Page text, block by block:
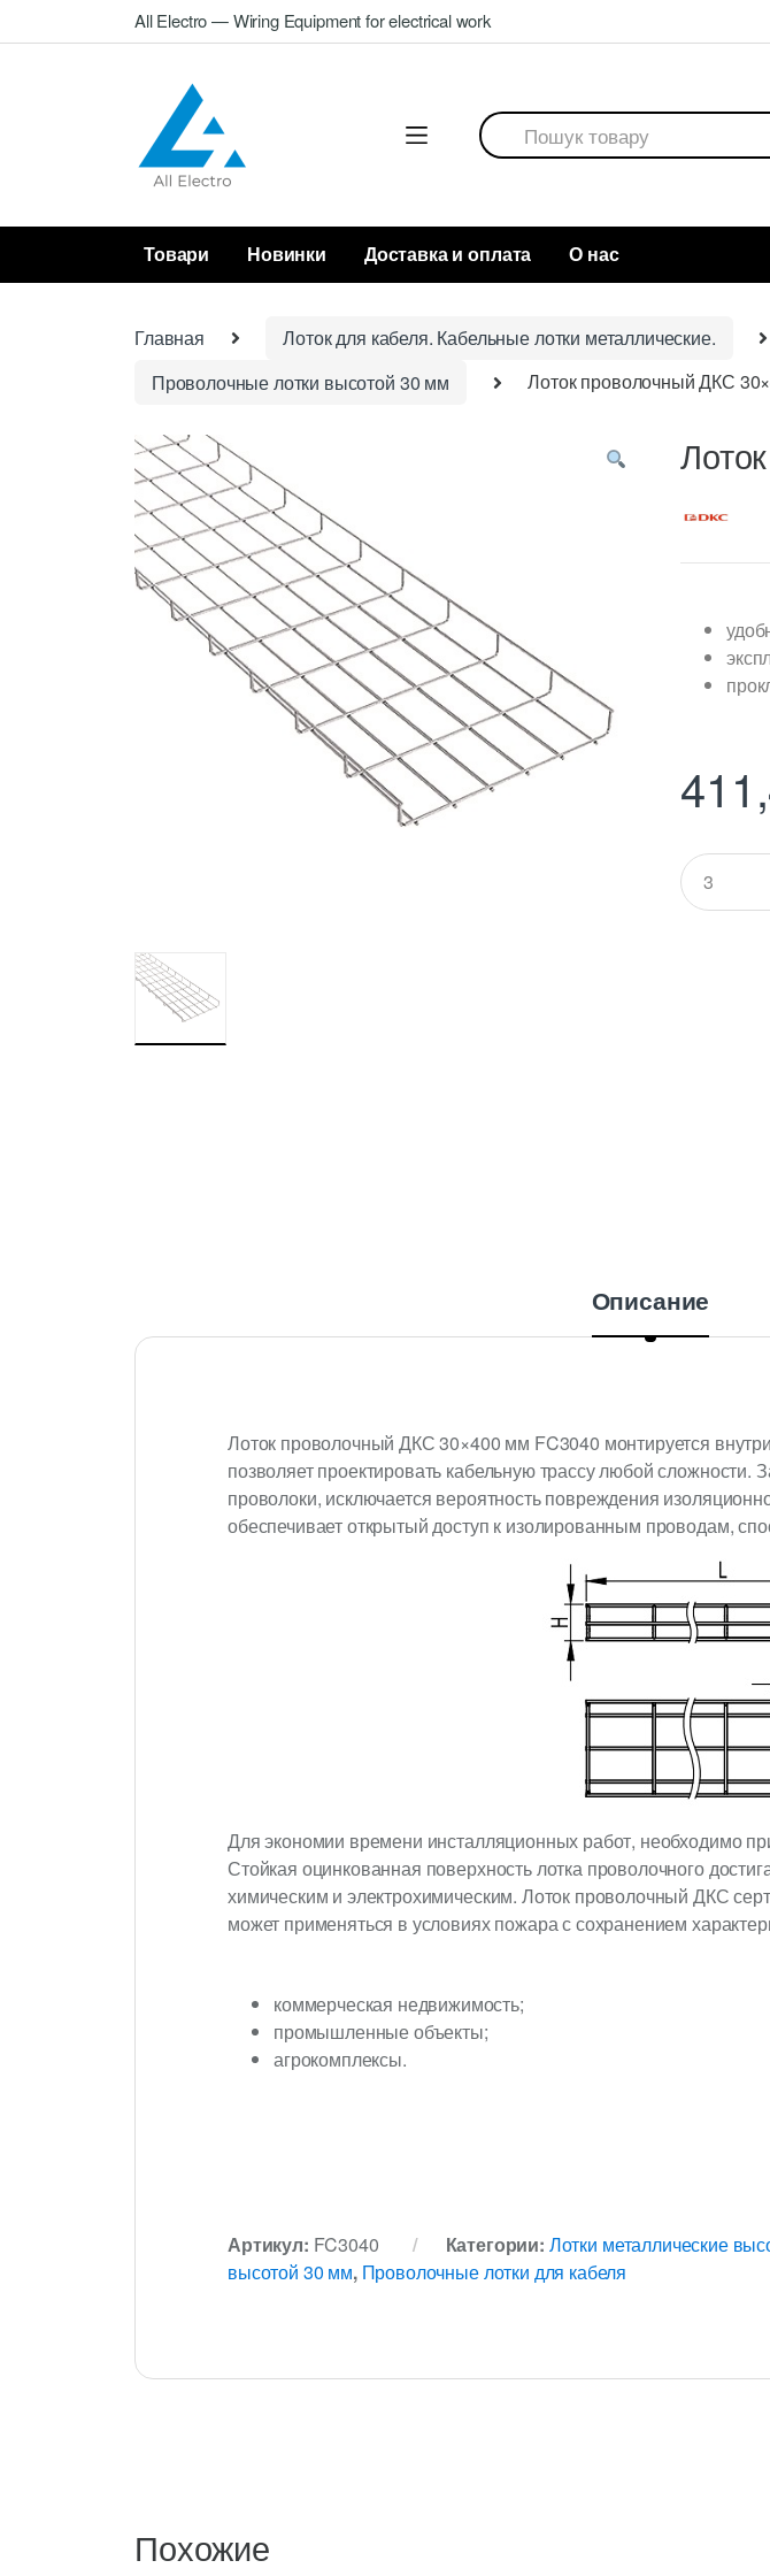
to
to
All Electro — Wiring Equipment for electrical work
Search
for:
Товари Новинки Доставка и оплата О нас
Главная Лоток для кабеля. Кабельные лотки металлические.
Проволочные лотки высотой 30 мм
Лоток проволочный ДКС
Q
u
Описание
Лоток проволочный ДКС 30×400 мм FC3040 монтируется
позволяет проектировать кабельную трассу любой сложности.
проволоки, исключается вероятность повреждения
обеспечивает открытый доступ к изолированным проводам,
Для экономии времени инсталляционных работ, необходимо
Стойкая оцинкованная поверхность лотка проволочного
химическим и электрохимическим. Лоток проволочный ДКС
может применяться в условиях пожара с сохранением
коммерческая недвижимость;
промышленные объекты;
агрокомплексы.
Артикул: FC3040 Категории: Лотки металлические
высотой 30 мм, Проволочные лотки для кабеля
Похожие